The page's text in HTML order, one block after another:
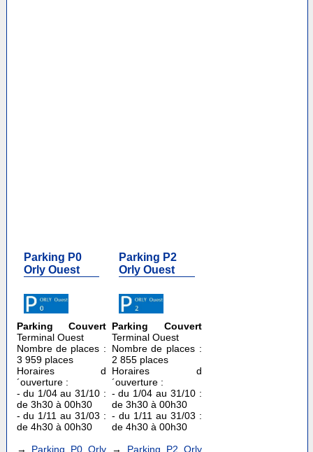
Parking P0
Orly Ouest
Parking Couvert
Terminal Ouest
Nombre de places :
3 959 places
Horaires d
´ouverture :
- du 1/04 au 31/10 :
de 3h30 à 00h30
- du 1/11 au 31/03 :
de 4h30 à 00h30
→ Parking P0 Orly
Parking P2
Orly Ouest
Parking Couvert
Terminal Ouest
Nombre de places :
2 855 places
Horaires d
´ouverture :
- du 1/04 au 31/10 :
de 3h30 à 00h30
- du 1/11 au 31/03 :
de 4h30 à 00h30
→ Parking P2 Orly